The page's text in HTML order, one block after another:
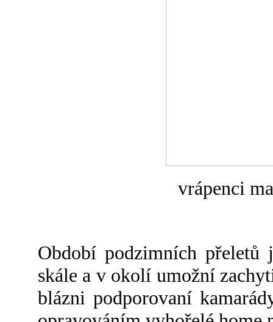
vrápenci
Období podzimních
skále a v okolí umožní
blázni podporovaní